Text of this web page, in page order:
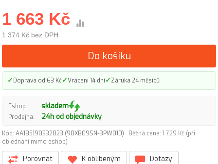
1 663 Kč
1 374 Kč bez DPH
Do košíku
✓Doprava od 63 Kč✓Vrácení 14 dní✓Záruka 24 měsíců
Eshop: skladem
Prodejna: 24h od objednávky
Kód: AA185190332023 (90XB09SN-BPW010)
Běžná cena: 1 729 Kč (při
objednání mimo eshop)
Porovnat K oblíbeným
Dotazy